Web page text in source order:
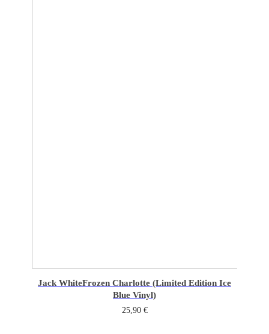
Jack WhiteFrozen Charlotte (Limited Edition Ice
Blue Vinyl)
25,90 €